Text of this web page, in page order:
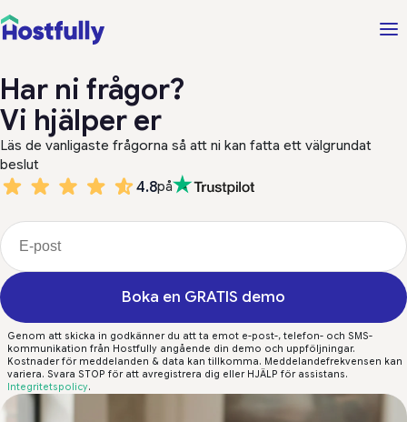
Har ni frågor?
Vi hjälper er
Läs de vanligaste frågorna så att ni kan fatta ett välgrundat
beslut
4.8på
Boka en GRATIS demo
Genom att skicka in godkänner du att ta emot e-post-, telefon- och SMS-
kommunikation från Hostfully angående din demo och uppföljningar.
Kostnader för meddelanden & data kan tillkomma. Meddelandefrekvensen kan
variera. Svara STOP för att avregistrera dig eller HJÄLP för assistans.
Integritetspolicy.